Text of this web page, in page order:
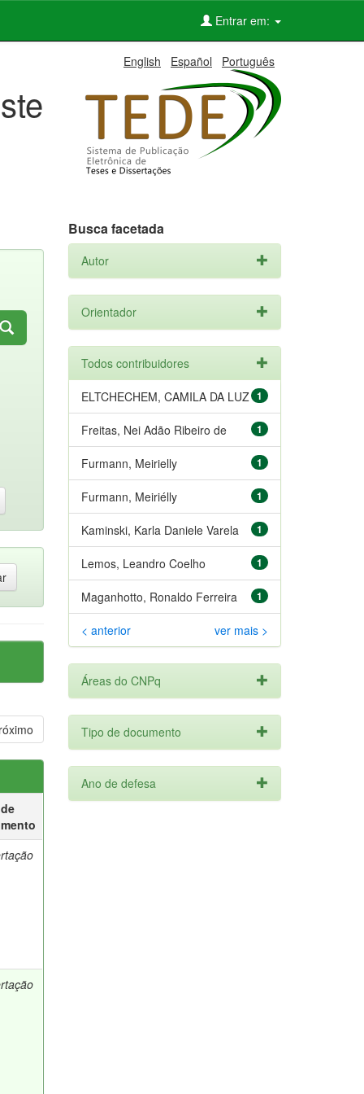
Entrar em:
English Español Português
Busca facetada
Autor
Orientador
Todos contribuidores
1
ELTCHECHEM, CAMILA DA LUZ
1
Freitas, Nei Adão Ribeiro de
1
Furmann, Meirielly
1
Furmann, Meiriélly
1
Kaminski, Karla Daniele Varela
1
Lemos, Leandro Coelho
1
Maganhotto, Ronaldo Ferreira
< anterior ver mais >
Áreas do CNPq
Tipo de documento
Ano de defesa